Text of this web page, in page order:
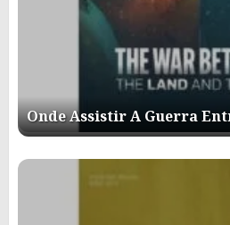
Onde Assistir A Guerra